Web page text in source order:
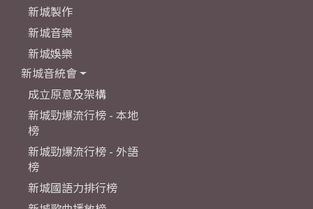
新城製作
新城音樂
新城娛樂
新城音統會
成立原意及架構
新城勁爆流行榜 - 本地
榜
新城勁爆流行榜 - 外語
榜
新城國語力排行榜